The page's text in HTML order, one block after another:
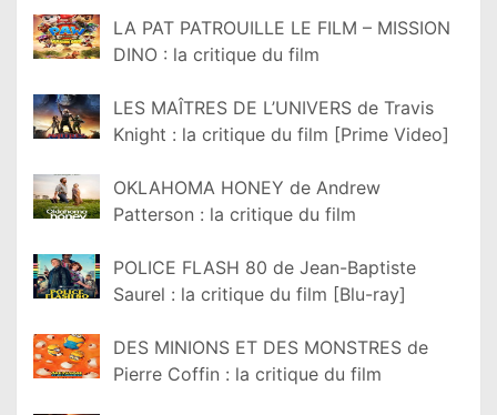
LA PAT PATROUILLE LE FILM – MISSION
DINO : la critique du film
LES MAÎTRES DE L’UNIVERS de Travis
Knight : la critique du film [Prime Video]
OKLAHOMA HONEY de Andrew
Patterson : la critique du film
POLICE FLASH 80 de Jean-Baptiste
Saurel : la critique du film [Blu-ray]
DES MINIONS ET DES MONSTRES de
Pierre Coffin : la critique du film